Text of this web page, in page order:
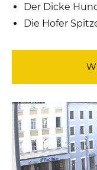
Der Dicke
Die Hofer